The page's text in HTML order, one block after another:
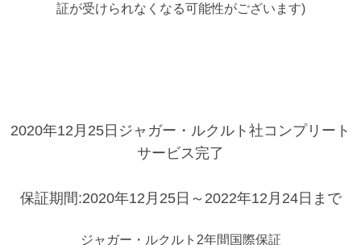
証が受けられなくなる可能性がございます)
2020年12月25日ジャガー・ルクルト社コンプリート
サービス完了
保証期間:2020年12月25日～2022年12月24日まで
ジャガー・ルクルト2年間国際保証